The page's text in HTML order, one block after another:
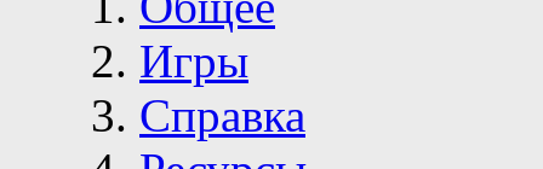
Игры
Справка